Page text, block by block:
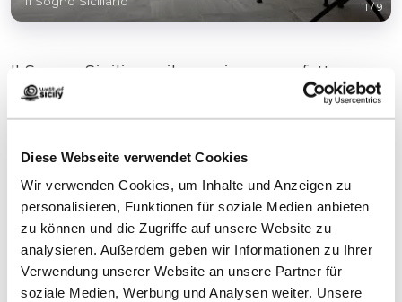
Diese Webseite verwendet Cookies
Wir verwenden Cookies, um Inhalte und Anzeigen zu
personalisieren, Funktionen für soziale Medien anbieten
zu können und die Zugriffe auf unsere Website zu
analysieren. Außerdem geben wir Informationen zu Ihrer
Verwendung unserer Website an unsere Partner für
soziale Medien, Werbung und Analysen weiter. Unsere
Kontakte:
Il Sogno Siciliano
Via XX Settembre, 6
Telefon3514910027
1/9
Il Sogno Siciliano, il soggiorno perfetto per
una vacanza perfetta.